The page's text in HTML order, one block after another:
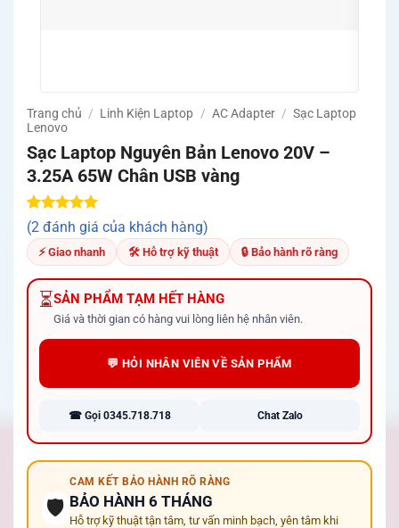
Trang chủ / Linh Kiện Laptop / AC Adapter / Sạc Laptop
Lenovo
Sạc Laptop Nguyên Bản Lenovo 20V –
3.25A 65W Chân USB vàng
5.00trên 5
dựa trên
2
đánh giá
(2 đánh giá của khách hàng)
⚡ Giao nhanh 🛠 Hỗ trợ kỹ thuật 🔒 Bảo hành rõ ràng
⏳SẢN PHẨM TẠM HẾT HÀNG
Giá và thời gian có hàng vui lòng liên hệ nhân viên.
💬 HỎI NHÂN VIÊN VỀ SẢN PHẨM
☎ Gọi 0345.718.718 Chat Zalo
🛡️
CAM KẾT BẢO HÀNH RÕ RÀNG
BẢO HÀNH 6 THÁNG
Hỗ trợ kỹ thuật tận tâm, tư vấn minh bạch, yên tâm khi